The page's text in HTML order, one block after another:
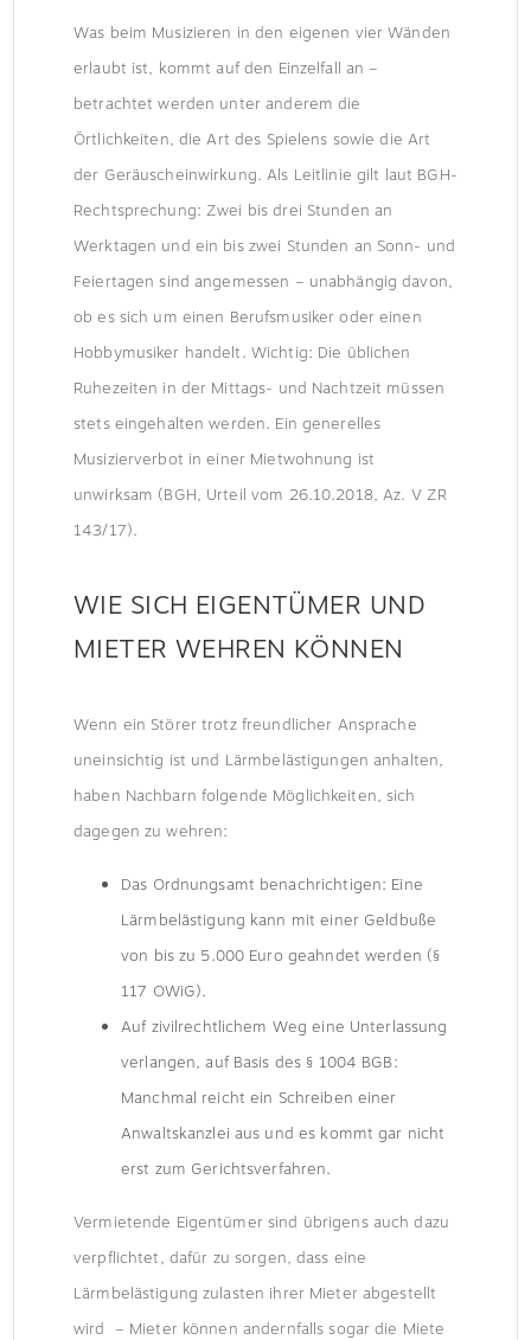
Was beim Musizieren in den eigenen vier Wänden
erlaubt ist, kommt auf den Einzelfall an –
betrachtet werden unter anderem die
Örtlichkeiten, die Art des Spielens sowie die Art
der Geräuscheinwirkung. Als Leitlinie gilt laut BGH-
Rechtsprechung: Zwei bis drei Stunden an
Werktagen und ein bis zwei Stunden an Sonn- und
Feiertagen sind angemessen – unabhängig davon,
ob es sich um einen Berufsmusiker oder einen
Hobbymusiker handelt. Wichtig: Die üblichen
Ruhezeiten in der Mittags- und Nachtzeit müssen
stets eingehalten werden. Ein generelles
Musizierverbot in einer Mietwohnung ist
unwirksam (BGH, Urteil vom 26.10.2018, Az. V ZR
143/17).
WIE SICH EIGENTÜMER UND
MIETER WEHREN KÖNNEN
Wenn ein Störer trotz freundlicher Ansprache
uneinsichtig ist und Lärmbelästigungen anhalten,
haben Nachbarn folgende Möglichkeiten, sich
dagegen zu wehren:
Das Ordnungsamt benachrichtigen: Eine
Lärmbelästigung kann mit einer Geldbuße
von bis zu 5.000 Euro geahndet werden (§
117 OWiG).
Auf zivilrechtlichem Weg eine Unterlassung
verlangen, auf Basis des § 1004 BGB:
Manchmal reicht ein Schreiben einer
Anwaltskanzlei aus und es kommt gar nicht
erst zum Gerichtsverfahren.
Vermietende Eigentümer sind übrigens auch dazu
verpflichtet, dafür zu sorgen, dass eine
Lärmbelästigung zulasten ihrer Mieter abgestellt
wird – Mieter können andernfalls sogar die Miete